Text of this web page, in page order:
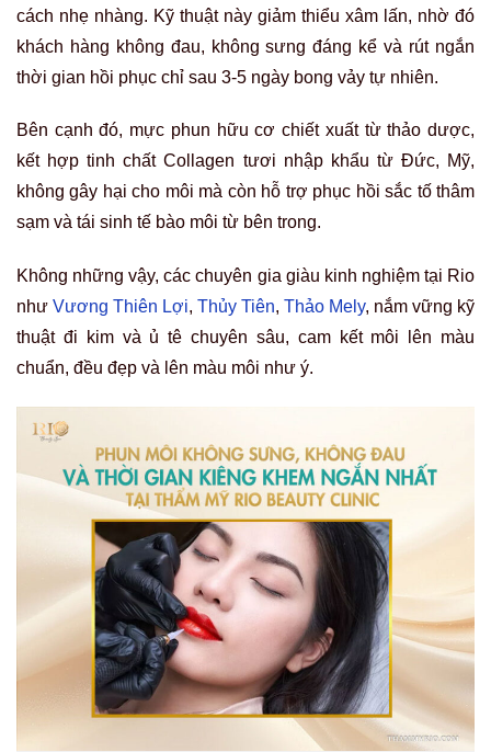
cách nhẹ nhàng. Kỹ thuật này giảm thiểu xâm lấn, nhờ đó
khách hàng không đau, không sưng đáng kể và rút ngắn
thời gian hồi phục chỉ sau 3-5 ngày bong vảy tự nhiên.
Bên cạnh đó, mực phun hữu cơ chiết xuất từ thảo dược,
kết hợp tinh chất Collagen tươi nhập khẩu từ Đức, Mỹ,
không gây hại cho môi mà còn hỗ trợ phục hồi sắc tố thâm
sạm và tái sinh tế bào môi từ bên trong.
Không những vậy, các chuyên gia giàu kinh nghiệm tại Rio
như Vương Thiên Lợi, Thủy Tiên, Thảo Mely, nắm vững kỹ
thuật đi kim và ủ tê chuyên sâu, cam kết môi lên màu
chuẩn, đều đẹp và lên màu môi như ý.